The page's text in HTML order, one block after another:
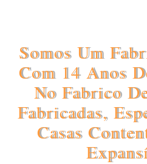
Somos Um
Com 14 Anos
No Fabrico
Fabricadas,
Casas